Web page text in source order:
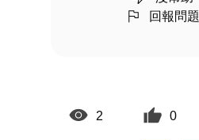
回報問題
2 0